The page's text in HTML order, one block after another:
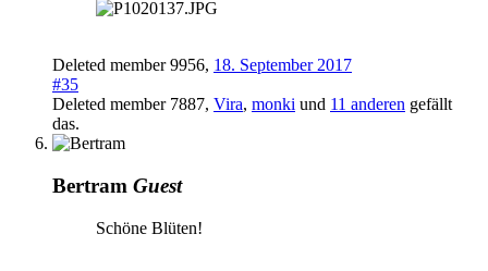
Deleted member 9956, 18. September 2017
#35
Deleted member 7887, Vira, monki und 11 anderen gefällt
das.
Bertram Guest
Schöne Blüten!